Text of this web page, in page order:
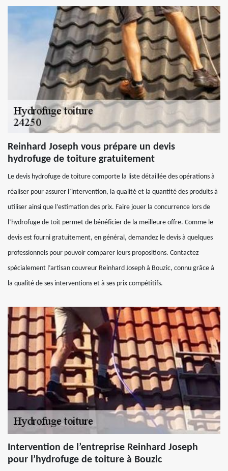
Reinhard Joseph vous prépare un devis
hydrofuge de toiture gratuitement
Le devis hydrofuge de toiture comporte la liste détaillée des opérations à
réaliser pour assurer l’intervention, la qualité et la quantité des produits à
utiliser ainsi que l’estimation des prix. Faire jouer la concurrence lors de
l’hydrofuge de toit permet de bénéficier de la meilleure offre. Comme le
devis est fourni gratuitement, en général, demandez le devis à quelques
professionnels pour pouvoir comparer leurs propositions. Contactez
spécialement l’artisan couvreur Reinhard Joseph à Bouzic, connu grâce à
la qualité de ses interventions et à ses prix compétitifs.
Intervention de l’entreprise Reinhard Joseph
pour l’hydrofuge de toiture à Bouzic